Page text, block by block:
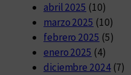
abril 2025 (10)
marzo 2025 (10)
febrero 2025 (5)
enero 2025 (4)
diciembre 2024(7)